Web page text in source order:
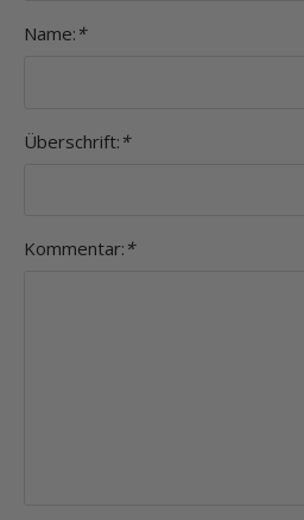
Name: *
Überschrift: *
Kommentar: *